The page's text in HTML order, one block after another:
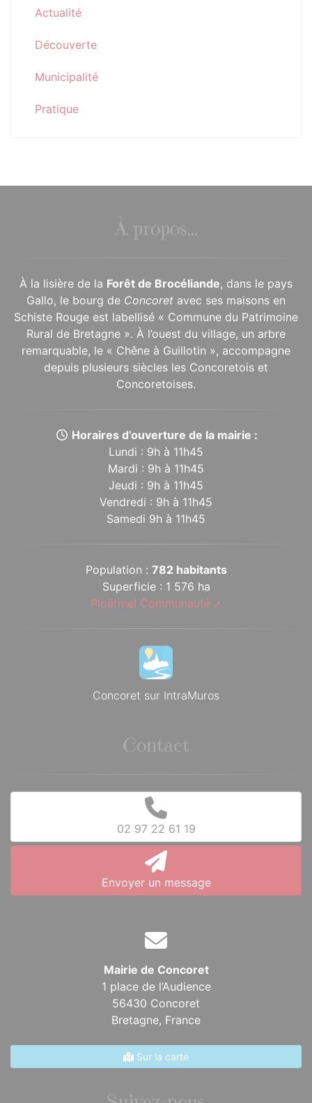
Actualité
Découverte
Municipalité
Pratique
À propos...
À la lisière de la Forêt de Brocéliande, dans le pays
Gallo, le bourg de Concoret avec ses maisons en
Schiste Rouge est labellisé « Commune du Patrimoine
Rural de Bretagne ». À l’ouest du village, un arbre
remarquable, le « Chêne à Guillotin », accompagne
depuis plusieurs siècles les Concoretois et
Concoretoises.
Horaires d’ouverture de la mairie :
Lundi : 9h à 11h45
Mardi : 9h à 11h45
Jeudi : 9h à 11h45
Vendredi : 9h à 11h45
Samedi 9h à 11h45
Population : 782 habitants
Superficie : 1 576 ha
Ploërmel Communauté
Concoret sur IntraMuros
Contact
02 97 22 61 19
Envoyer un message
Mairie de Concoret
1 place de l’Audience
56430 Concoret
Bretagne, France
Sur la carte